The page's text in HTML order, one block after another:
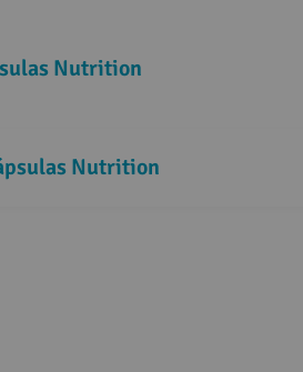
Nutrition
Nutrition